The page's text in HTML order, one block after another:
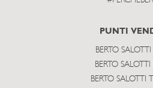
PUNTI
BERTO
BERTO
BERTO SALOTTI